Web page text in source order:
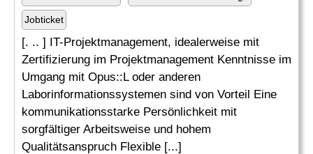
Jobticket
[. .. ] IT-Projektmanagement, idealerweise mit
Zertifizierung im Projektmanagement Kenntnisse im
Umgang mit Opus::L oder anderen
Laborinformationssystemen sind von Vorteil Eine
kommunikationsstarke Persönlichkeit mit
sorgfältiger Arbeitsweise und hohem
Qualitätsanspruch Flexible [...]